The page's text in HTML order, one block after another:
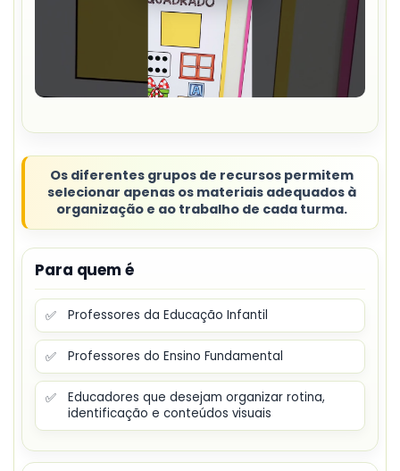
Os diferentes grupos de recursos permitem
selecionar apenas os materiais adequados à
organização e ao trabalho de cada turma.
Para quem é
✅ Professores da Educação Infantil
✅ Professores do Ensino Fundamental
✅
Educadores que desejam organizar rotina,
identificação e conteúdos visuais